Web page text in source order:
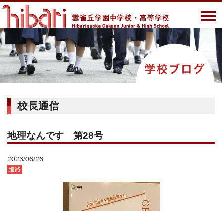
校長通信
地理なんです 第28号
2023/06/26
進路